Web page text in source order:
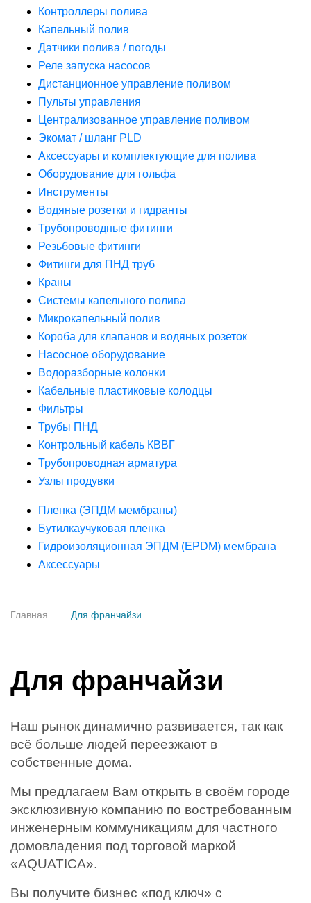
Контроллеры полива
Капельный полив
Датчики полива / погоды
Реле запуска насосов
Дистанционное управление поливом
Пульты управления
Централизованное управление поливом
Экомат / шланг PLD
Аксессуары и комплектующие для полива
Оборудование для гольфа
Инструменты
Водяные розетки и гидранты
Трубопроводные фитинги
Резьбовые фитинги
Фитинги для ПНД труб
Краны
Системы капельного полива
Микрокапельный полив
Короба для клапанов и водяных розеток
Насосное оборудование
Водоразборные колонки
Кабельные пластиковые колодцы
Фильтры
Трубы ПНД
Контрольный кабель КВВГ
Трубопроводная арматура
Узлы продувки
Пленка (ЭПДМ мембраны)
Бутилкаучуковая пленка
Гидроизоляционная ЭПДМ (EPDM) мембрана
Аксессуары
Главная Для франчайзи
Для франчайзи
Наш рынок динамично развивается, так как
всё больше людей переезжают в
собственные дома.
Мы предлагаем Вам открыть в своём городе
эксклюзивную компанию по востребованным
инженерным коммуникациям для частного
домовладения под торговой маркой
«AQUATICA».
Вы получите бизнес «под ключ» с